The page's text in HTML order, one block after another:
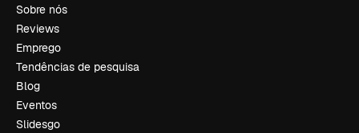
Sobre nós
Reviews
Emprego
Tendências de pesquisa
Blog
Eventos
Slidesgo